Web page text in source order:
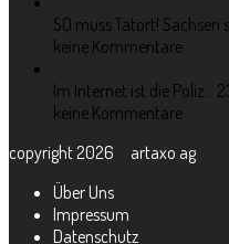
SO muss Tatort! Sachsen s...
keine Kommentare
Im Internet ist die Poliz...
keine Kommentare
copyright 2026 artaxo ag
Über Uns
Impressum
Datenschutz